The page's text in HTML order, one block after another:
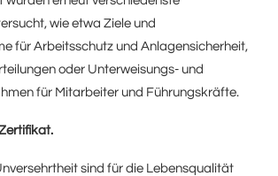
wie etwa Ziele und
für Arbeitsschutz und Anlagensicherheit,
oder Unterweisungs- und
für Mitarbeiter und Führungskräfte.
sind für die Lebensqualität